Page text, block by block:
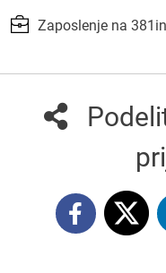
Zaposlenje na